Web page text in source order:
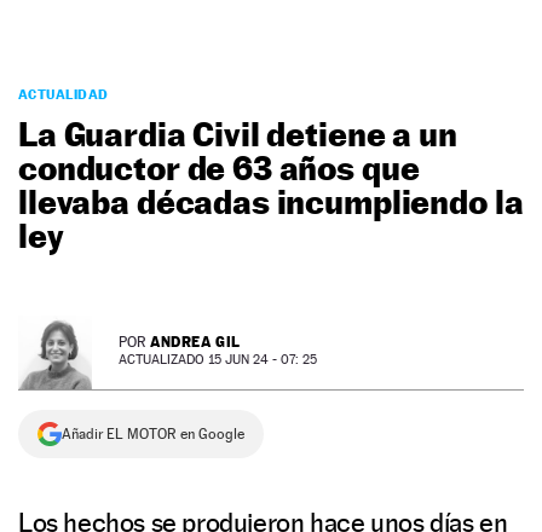
PODCAST
MOTOS
TECNOLOGÍA
SUPERCOCHES
MOTORTV
PREMIOS
NEWSLETTER
ACTUALIDAD
La Guardia Civil detiene a un
conductor de 63 años que
llevaba décadas incumpliendo la
ley
POR ANDREA GIL
ACTUALIZADO 15 JUN 24 - 07: 25
Añadir EL MOTOR en Google
Los hechos se produjeron hace unos días en